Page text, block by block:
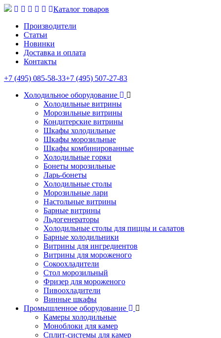
Каталог товаров
Производители
Статьи
Новинки
Доставка и оплата
Контакты
+7 (495) 085-58-33+7 (495) 507-27-83
Холодильное оборудование
Холодильные витрины
Морозильные витрины
Кондитерские витрины
Шкафы холодильные
Шкафы морозильные
Шкафы комбинированные
Холодильные горки
Бонеты морозильные
Ларь-бонеты
Холодильные столы
Морозильные лари
Настольные витрины
Барные витрины
Льдогенераторы
Холодильные столы для пиццы и салатов
Барные холодильники
Витрины для ингредиентов
Витрины для мороженого
Сокоохладители
Стол морозильный
Фризер для мороженого
Пивоохладители
Винные шкафы
Промышленное оборудование
Камеры холодильные
Моноблоки для камер
Сплит-системы для камер